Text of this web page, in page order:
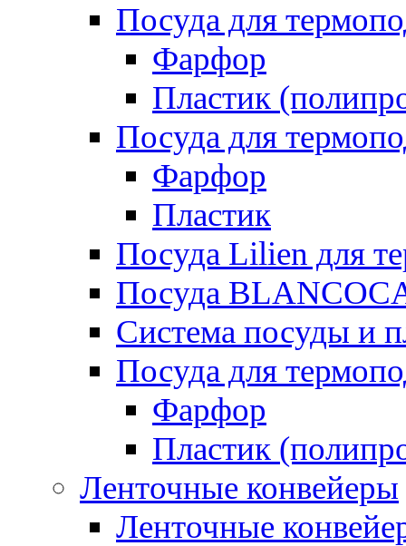
Посуда для
Фарфор
Пластик
Посуда для
Фарфор
Пластик
Посуда Lilien для
Посуда
Система посуды и
Посуда для
Фарфор
Пластик
Ленточные конвейеры
Ленточные